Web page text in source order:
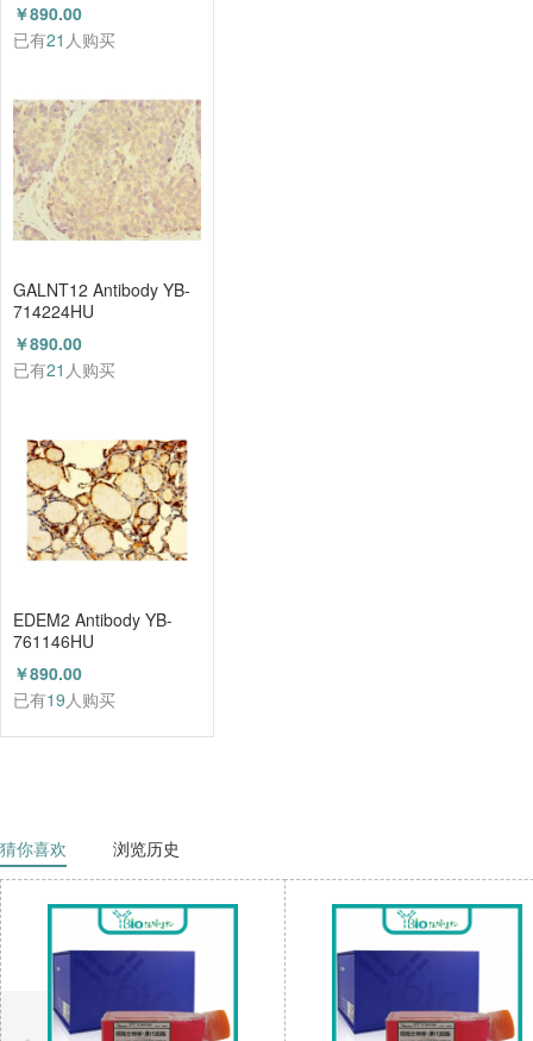
￥890.00
已有21 人购买
GALNT12 Antibody YB-
714224HU
￥890.00
已有21 人购买
EDEM2 Antibody YB-
761146HU
￥890.00
已有19人购买
猜你喜欢 浏览历史